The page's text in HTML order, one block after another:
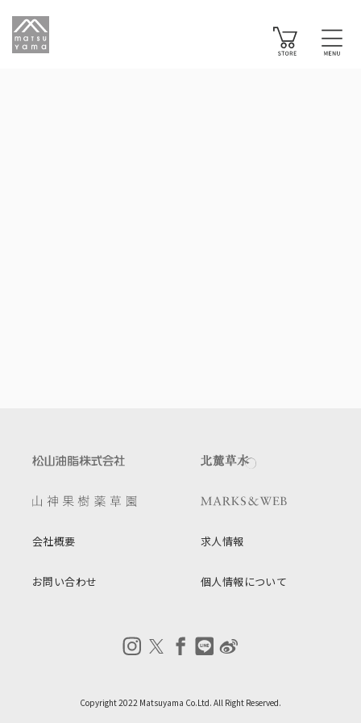
会社概要 求人情報
お問い合わせ 個人情報について
Copyright 2022 Matsuyama Co.Ltd. All Right Reserved.